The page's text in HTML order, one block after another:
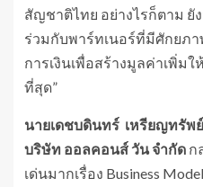
สัญชาติไทย อย่างไรก็ตาม ยั
ร่วมกับพาร์ทเนอร์ที่มีศักยภ
การเงินเพื่อสร้างมูลค่าเพิ่ม
ที่สุด”
นายเดชบดินทร์ เหรียญทรัพ
บริษัท ออลคอนส์ วัน จำกัด ก
เด่นมากเรื่อง Business